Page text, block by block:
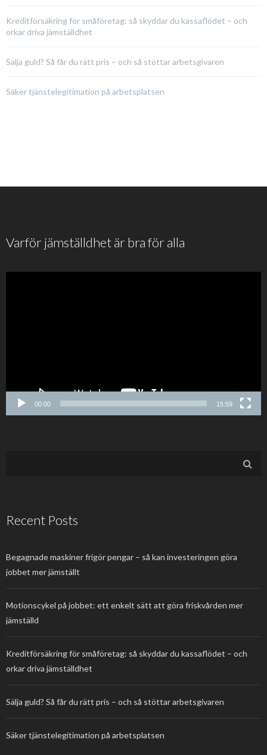
Kreditförsäkring för småföretag: så skyddar du kassaflödet – och
orkar driva jämställdhet
Sälja guld? Så får du rätt pris – och så stöttar arbetsgivaren
Säker tjänstelegitimation på arbetsplatsen
Varför jämställdhet är bra för alla
00:00 15:59
Recent Posts
Begagnade maskiner frigör pengar – så kan investeringen göra
jobbet mer jämställt
Motionscykel på jobbet: ett enkelt sätt att göra friskvården mer
jämställd
Kreditförsäkring för småföretag: så skyddar du kassaflödet – och
orkar driva jämställdhet
Sälja guld? Så får du rätt pris – och så stöttar arbetsgivaren
Säker tjänstelegitimation på arbetsplatsen